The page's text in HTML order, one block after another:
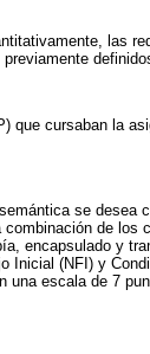
las
que cursaban la
se desea
de los
encapsulado y
Inicial (NFI) y
una escala de 7